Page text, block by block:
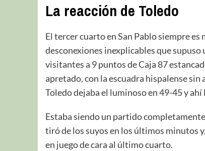
La reacción de Toledo
El tercer cuarto en San Pablo siempre
desconexiones inexplicables que
visitantes a 9 puntos de Caja 87
apretado, con la escuadra hispalense
Toledo dejaba el luminoso en 49-45 y
Estaba siendo un partido
tiró de los suyos en los últimos minutos
en juego de cara al último cuarto.